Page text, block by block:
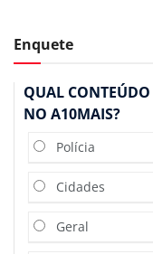
Enquete
QUAL
NO A10MAIS?
Polícia
Cidades
Geral